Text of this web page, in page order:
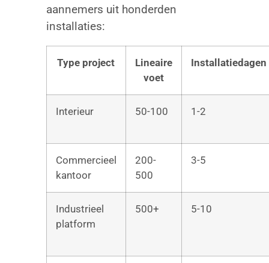
aannemers uit honderden
installaties:
Type project
Lineaire
voet
Installatiedagen
Interieur 50-100 1-2
Commercieel
kantoor
200-
500
3-5
Industrieel
platform
500+ 5-10